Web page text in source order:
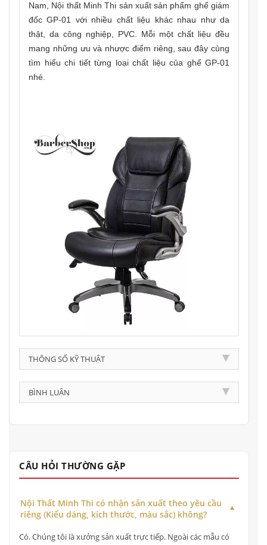
Nam, Nội thất Minh Thi sản xuất sản phẩm ghế giám
đốc GP-01 với nhiều chất liệu khác nhau như da
thật, da công nghiệp, PVC. Mỗi một chất liệu đều
mang những ưu và nhược điểm riêng, sau đây cùng
tìm hiểu chi tiết từng loại chất liệu của ghế GP-01
nhé.
THÔNG SỐ KỸ THUẬT
BÌNH LUẬN
CÂU HỎI THƯỜNG GẶP
Nội Thất Minh Thi có nhận sản xuất theo yêu cầu
riêng (Kiểu dáng, kích thước, màu sắc) không?
Có. Chúng tôi là xưởng sản xuất trực tiếp. Ngoài các mẫu có